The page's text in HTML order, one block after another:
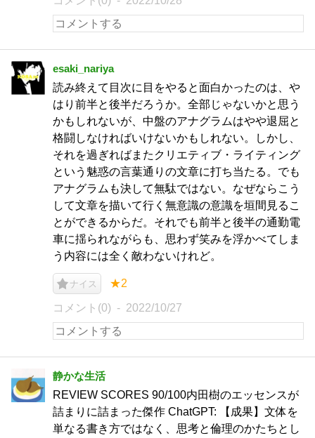
esaki_nariya
読み終えて目次に目をやると面白かったのは、や
はり前半と後半だろうか。全部じゃないかと思う
かもしれないが、中盤のアナグラムはやや退屈と
格闘しなければいけないかもしれない。しかし、
それを過ぎればまたクリエティブ・ライティング
という魅惑の言葉通りの文章に打ち当たる。でも
アナグラムも決して無駄ではない。なぜならこう
して文章を描いて行く無意識の意識を垣間見るこ
とができるからだ。それでも前半と後半の通勤電
車に揺られながらも、思わず笑みを浮かべてしま
う内容には全く敵わないけれど。
ナイス ★2
コメント(0) 2022/10/27
静かな生活
REVIEW SCORES 90/100内田樹のエッセンスが
詰まりに詰まった傑作 ChatGPT: 【成果】文体を
単なる書き方ではなく、思考と倫理のかたちとし